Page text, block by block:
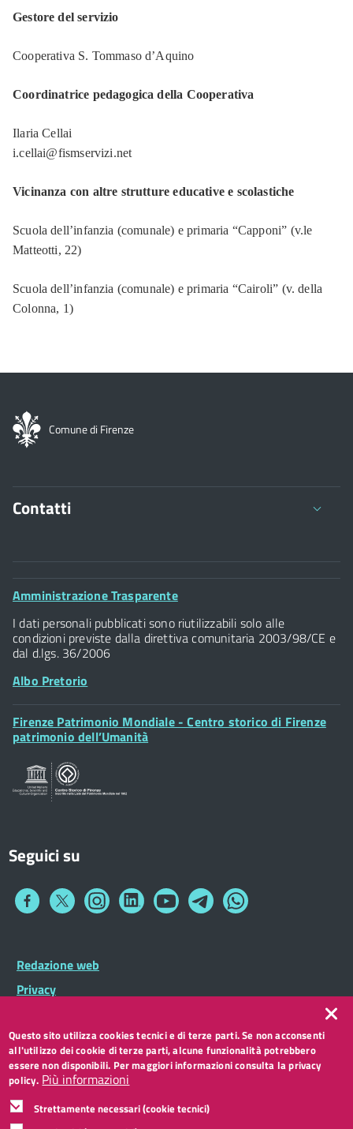
Gestore del servizio
Cooperativa S. Tommaso d’Aquino
Coordinatrice pedagogica della Cooperativa
Ilaria Cellai
i.cellai@fismservizi.net
Vicinanza con altre strutture educative e scolastiche
Scuola dell’infanzia (comunale) e primaria “Capponi” (v.le
Matteotti, 22)
Scuola dell’infanzia (comunale) e primaria “Cairoli” (v. della
Colonna, 1)
Comune di Firenze
Contatti
Comune di Firenze
Palazzo Vecchio
Piazza della Signoria - 50122, Firenze
P.IVA 01307110484
Posta Elettronica Certificata
Footer
Amministrazione Trasparente
I dati personali pubblicati sono riutilizzabili solo alle
condizioni previste dalla direttiva comunitaria 2003/98/CE e
dal d.lgs. 36/2006
Albo Pretorio
Footer
Widget
Firenze Patrimonio Mondiale - Centro storico di Firenze
patrimonio dell’Umanità
Seguici su
Collegamento
Collegamento
a
Collegamento
a
Collegamento
a
Collegamento
a
Collegamento
a
Collegamento
a
Footer
Widget
Footer
menu
Redazione web
Privacy
Accessibilità
CC BY 3.0 IT
Questo sito utilizza cookies tecnici e di terze parti. Se non acconsenti
all'utilizzo dei cookie di terze parti, alcune funzionalità potrebbero
essere non disponibili. Per maggiori informazioni consulta la privacy
policy. Più informazioni
Strettamente necessari (cookie tecnici)